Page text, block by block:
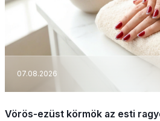
07.08.2026
Vörös-ezüst körmök az esti